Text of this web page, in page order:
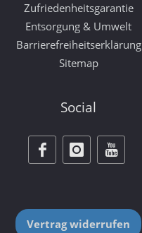
Zufriedenheitsgarantie
Entsorgung & Umwelt
Barrierefreiheitserklärung
Sitemap
Social
Vertrag widerrufen